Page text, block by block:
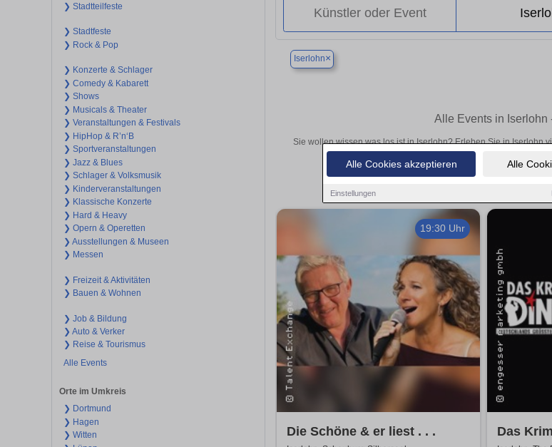
Alle Cookies akzeptieren Alle
Einstellungen
❯ Stadtteilfeste
❯ Stadtfeste
❯ Rock & Pop
❯ Konzerte & Schlager
❯ Comedy & Kabarett
❯ Shows
❯ Musicals & Theater
❯ Veranstaltungen & Festivals
❯ HipHop & R’n‘B
❯ Sportveranstaltungen
❯ Jazz & Blues
❯ Schlager & Volksmusik
❯ Kinderveranstaltungen
❯ Klassische Konzerte
❯ Hard & Heavy
❯ Opern & Operetten
❯ Ausstellungen & Museen
❯ Messen
❯ Freizeit & Aktivitäten
❯ Bauen & Wohnen
❯ Job & Bildung
❯ Auto & Verker
❯ Reise & Tourismus
Alle Events
Orte im Umkreis
❯ Dortmund
❯ Hagen
❯ Witten
Iserlohn×
Alle Events in Iserlohn
Sie wollen wissen was los ist in Iserlohn? Erleben Sie in Iserlohn
oder aufregende
19:30 Uhr
Die Schöne & er liest . . .
Das